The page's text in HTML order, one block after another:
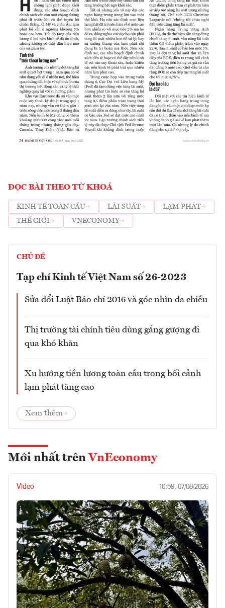
ĐỌC BÀI THEO TỪ KHOÁ
KINH TẾ TOÀN CẦU LÃI SUẤT
LẠM PHÁT
THẾ GIỚI
VNECONOMY
CHỦ ĐỀ
Tạp chí Kinh tế Việt Nam số 26-2023
Sửa đổi Luật Báo chí 2016 và góc nhìn đa chiều
Thị trường tài chính tiêu dùng gắng gượng đi
qua khó khăn
Xu hướng tiền lương toàn cầu trong bối cảnh
lạm phát tăng cao
Xem thêm
Mới nhất trên VnEconomy
Video 10:59, 07/08/2026